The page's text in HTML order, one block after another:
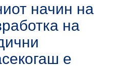
начин на
на
е